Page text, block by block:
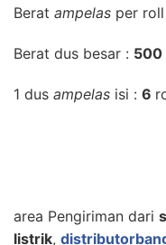
Berat ampelas per roll
Berat dus besar : 500
1 dus ampelas isi : 6
area Pengiriman dari
listrik,